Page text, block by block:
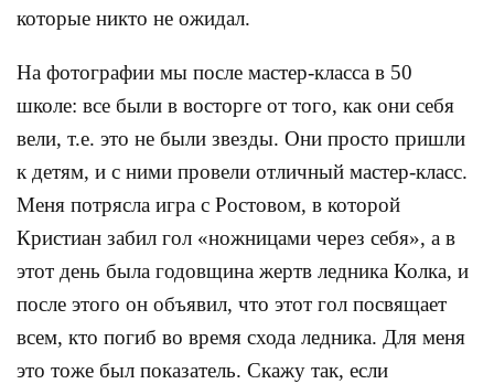
которые никто не ожидал.
На фотографии мы после мастер-класса в 50
школе: все были в восторге от того, как они себя
вели, т.е. это не были звезды. Они просто пришли
к детям, и с ними провели отличный мастер-класс.
Меня потрясла игра с Ростовом, в которой
Кристиан забил гол «ножницами через себя», а в
этот день была годовщина жертв ледника Колка, и
после этого он объявил, что этот гол посвящает
всем, кто погиб во время схода ледника. Для меня
это тоже был показатель. Скажу так, если